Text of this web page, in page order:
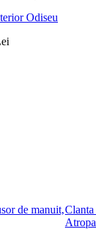
Odiseu
Clanta
Atropa